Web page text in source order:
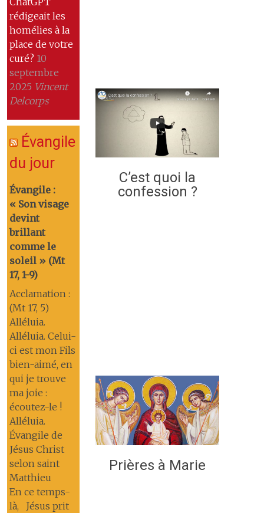
rédigeait les
homélies à la
place de votre
curé? 10
septembre
2025 Vincent
Delcorps
Évangile
du jour
Évangile :
« Son visage
devint
brillant
comme le
soleil » (Mt
17, 1-9)
Acclamation :
(Mt 17, 5)
Alléluia.
Alléluia. Celui-
ci est mon Fils
bien-aimé, en
qui je trouve
ma joie :
écoutez-le !
Alléluia.
Évangile de
Jésus Christ
selon saint
Matthieu
En ce temps-
là, Jésus prit
C’est quoi la
confession ?
Prières à Marie